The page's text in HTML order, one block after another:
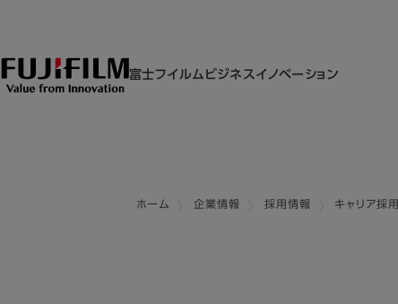
富士フイルムビジネスイノベーション
ホーム 企業情報 採用情報 キャリア採用